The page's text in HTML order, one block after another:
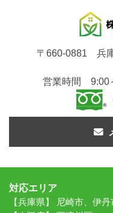
〒660-0881 兵
営業時間 9:00
対応エリア
【兵庫県】 尼崎市、伊